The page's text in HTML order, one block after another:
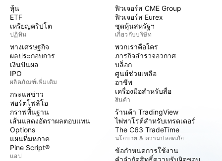
หุ้น
ETF
เหรียญคริปโต
ปฏิทิน
ทางเศรษฐกิจ
ผลประกอบการ
เงินปันผล
IPO
ผลิตภัณฑ์เพิ่มเติม
กระแสข่าว
พอร์ตโฟลิโอ
กราฟพื้นฐาน
เส้นแสดงอัตราผลตอบแทน
Options
แผนที่มหภาค
Pine Script®
แอป
ฟิวเจอร์ส CME Group
ฟิวเจอร์ส Eurex
ชุดหุ้นสหรัฐฯ
เกี่ยวกับบริษัท
พวกเราคือใคร
ภารกิจสำรวจอวกาศ
บล็อก
ศูนย์ช่วยเหลือ
อาชีพ
เครื่องมือสำหรับสื่อ
สินค้า
ร้านค้า TradingView
ไพ่ทาโรต์สำหรับเทรดเดอร์
The C63 TradeTime
นโยบาย & ความปลอดภัย
ข้อกำหนดการใช้งาน
คำจำกัดสิทธิ์ความรับผิดชอบ